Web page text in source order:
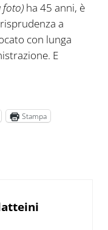
foto)ha 45 anni, è
a
con lunga
E
Stampa